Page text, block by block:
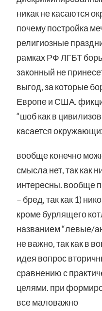
никак не касаются
почему постройка
религиозные
рамках РФ ЛГБТ
законный не
выгод, за которые
Европе и США.
“шоб как в
касается
вообще конечно
смысла нет, так как
интересны. вообще
– бред, так как 1)
кроме бурлящего
названием “левые/
не важно, так как в
идея вопрос
сравнению с
целями. при
все маловажно